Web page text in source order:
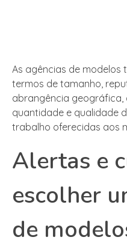
As agências de modelos
termos de tamanho,
abrangência geográfica,
quantidade e qualidade
trabalho oferecidas aos
Alertas e
escolher
de